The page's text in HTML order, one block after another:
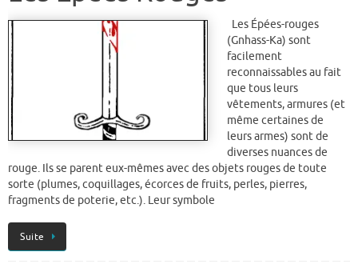
Les Épées-rouges
(Gnhass-Ka) sont
facilement
reconnaissables au fait
que tous leurs
vêtements, armures (et
même certaines de
leurs armes) sont de
diverses nuances de
rouge. Ils se parent eux-mêmes avec des objets rouges de toute
sorte (plumes, coquillages, écorces de fruits, perles, pierres,
fragments de poterie, etc.). Leur symbole
Suite